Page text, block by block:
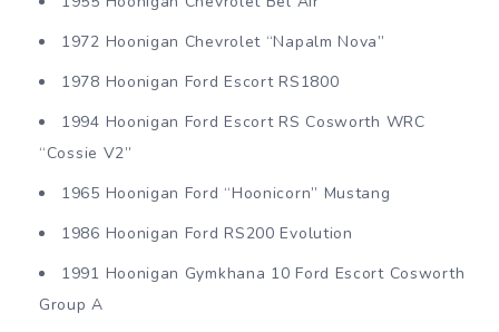
1972 Hoonigan Chevrolet “Napalm Nova”
1978 Hoonigan Ford Escort RS1800
1994 Hoonigan Ford Escort RS Cosworth WRC
“Cossie V2”
1965 Hoonigan Ford “Hoonicorn” Mustang
1986 Hoonigan Ford RS200 Evolution
1991 Hoonigan Gymkhana 10 Ford Escort Cosworth
Group A